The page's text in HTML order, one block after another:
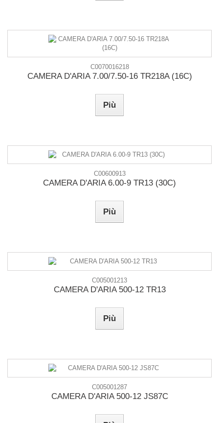
C0070016218
CAMERA D'ARIA 7.00/7.50-16 TR218A (16C)
Più
C00600913
CAMERA D'ARIA 6.00-9 TR13 (30C)
Più
C005001213
CAMERA D'ARIA 500-12 TR13
Più
C005001287
CAMERA D'ARIA 500-12 JS87C